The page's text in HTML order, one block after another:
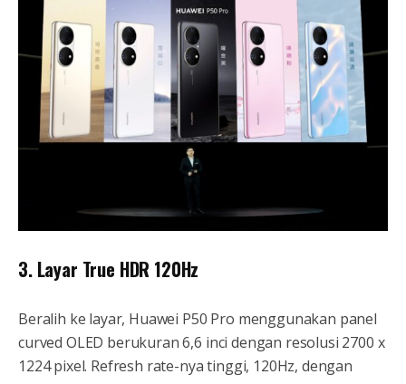
3. Layar True HDR 120Hz
Beralih ke layar, Huawei P50 Pro menggunakan panel
curved OLED berukuran 6,6 inci dengan resolusi 2700 x
1224 pixel. Refresh rate-nya tinggi, 120Hz, dengan